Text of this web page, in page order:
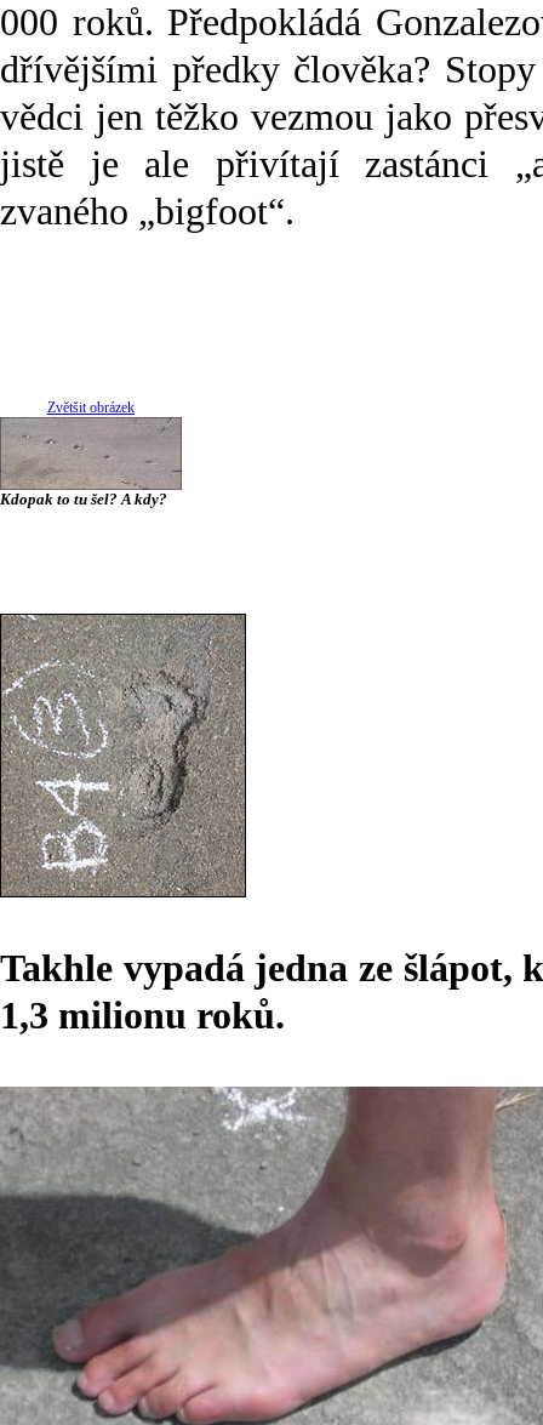
000 roků. Předpokládá
dřívějšími předky člověka?
vědci jen těžko vezmou jako
jistě je ale přivítají zastánci
zvaného „bigfoot“.
Zvětšit obrázek
Kdopak to tu šel? A kdy?
Takhle vypadá jedna ze šlápot,
1,3 milionu roků.